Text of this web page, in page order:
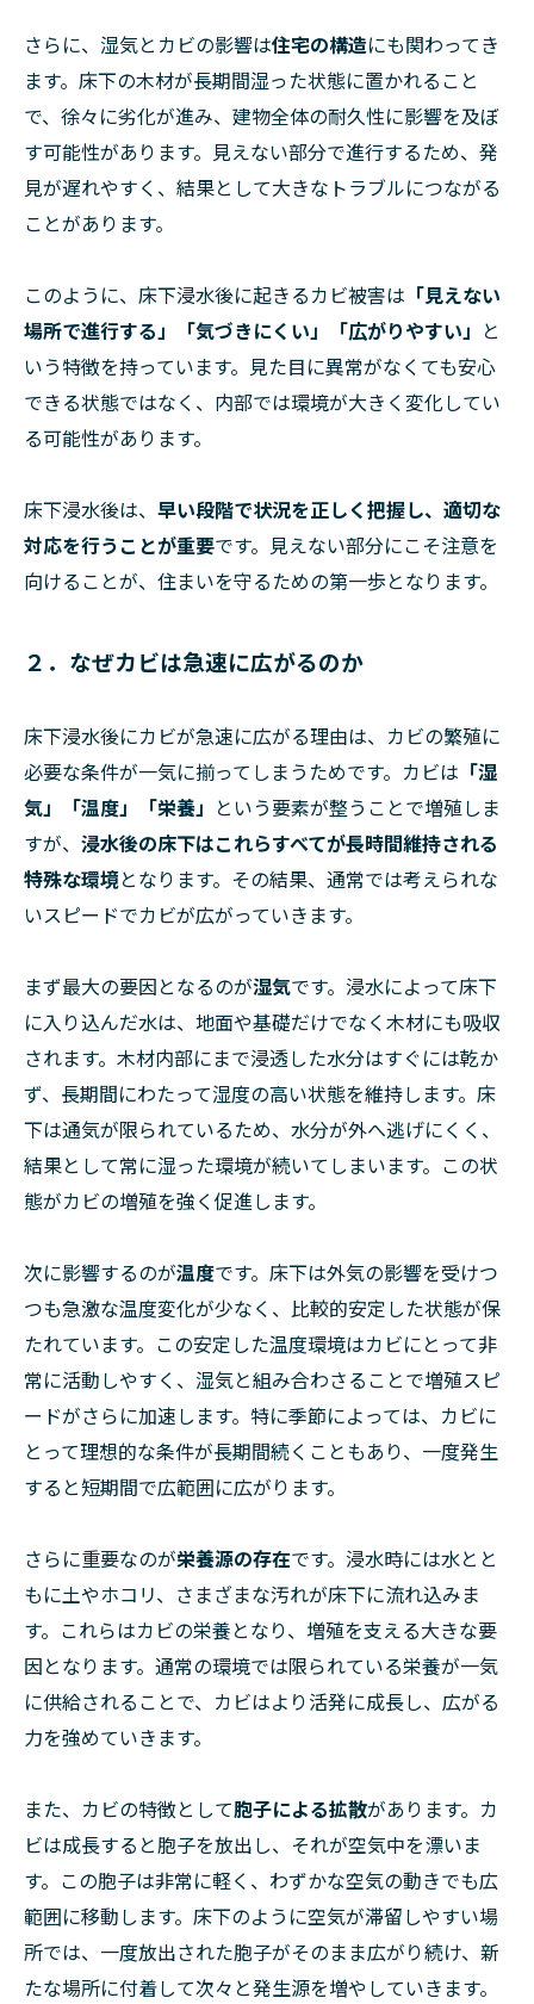
さらに、湿気とカビの影響は住宅の構造にも関わってき
ます。床下の木材が長期間湿った状態に置かれること
で、徐々に劣化が進み、建物全体の耐久性に影響を及ぼ
す可能性があります。見えない部分で進行するため、発
見が遅れやすく、結果として大きなトラブルにつながる
ことがあります。
このように、床下浸水後に起きるカビ被害は 「見えない
場所で進行する」「気づきにくい」「広がりやすい」 と
いう特徴を持っています。見た目に異常がなくても安心
できる状態ではなく、内部では環境が大きく変化してい
る可能性があります。
床下浸水後は、 早い段階で状況を正しく把握し、適切な
対応を行うことが重要です。見えない部分にこそ注意を
向けることが、住まいを守るための第一歩となります。
２．なぜカビは急速に広がるのか
床下浸水後にカビが急速に広がる理由は、カビの繁殖に
必要な条件が一気に揃ってしまうためです。カビは 「湿
気」「温度」「栄養」 という要素が整うことで増殖しま
すが、 浸水後の床下はこれらすべてが長時間維持される
特殊な環境となります。その結果、通常では考えられな
いスピードでカビが広がっていきます。
まず最大の要因となるのが湿気です。浸水によって床下
に入り込んだ水は、地面や基礎だけでなく木材にも吸収
されます。木材内部にまで浸透した水分はすぐには乾か
ず、長期間にわたって湿度の高い状態を維持します。床
下は通気が限られているため、水分が外へ逃げにくく、
結果として常に湿った環境が続いてしまいます。この状
態がカビの増殖を強く促進します。
次に影響するのが温度です。床下は外気の影響を受けつ
つも急激な温度変化が少なく、比較的安定した状態が保
たれています。この安定した温度環境はカビにとって非
常に活動しやすく、湿気と組み合わさることで増殖スピ
ードがさらに加速します。特に季節によっては、カビに
とって理想的な条件が長期間続くこともあり、一度発生
すると短期間で広範囲に広がります。
さらに重要なのが栄養源の存在です。浸水時には水とと
もに土やホコリ、さまざまな汚れが床下に流れ込みま
す。これらはカビの栄養となり、増殖を支える大きな要
因となります。通常の環境では限られている栄養が一気
に供給されることで、カビはより活発に成長し、広がる
力を強めていきます。
また、カビの特徴として胞子による拡散があります。カ
ビは成長すると胞子を放出し、それが空気中を漂いま
す。この胞子は非常に軽く、わずかな空気の動きでも広
範囲に移動します。床下のように空気が滞留しやすい場
所では、一度放出された胞子がそのまま広がり続け、新
たな場所に付着して次々と発生源を増やしていきます。